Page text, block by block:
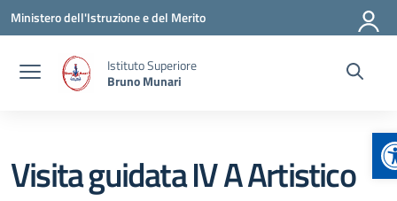
Vai ai contenuti
Vai al menu di navigazione
Vai al footer
Ministero dell'Istruzione e del Merito
Istituto Superiore
Bruno Munari
Visita guidata IV A Artistico